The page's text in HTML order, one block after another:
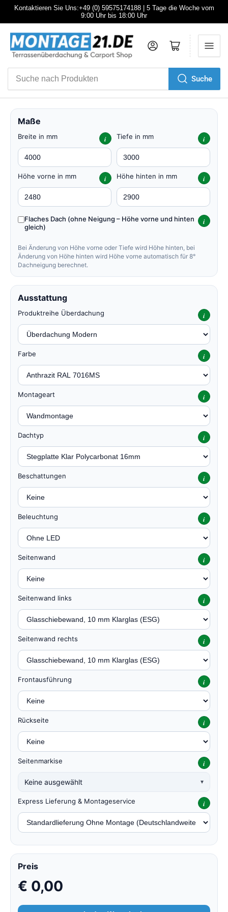
Kontaktieren Sie Uns:+49 (0) 59575174188 | 5 Tage die Woche vom
9:00 Uhr bis 18:00 Uhr
Produkten
Suche
AnmeldenMini-Warenkorb öffnen